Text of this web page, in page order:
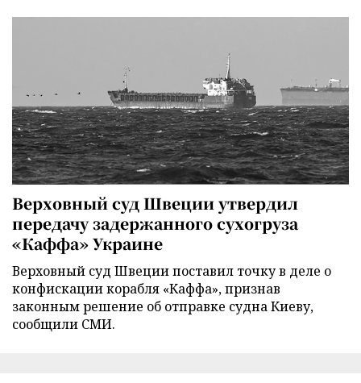
Верховный суд Швеции утвердил
передачу задержанного сухогруза
«Каффа» Украине
Верховный суд Швеции поставил точку в деле о
конфискации корабля «Каффа», признав
законным решение об отправке судна Киеву,
сообщили СМИ.